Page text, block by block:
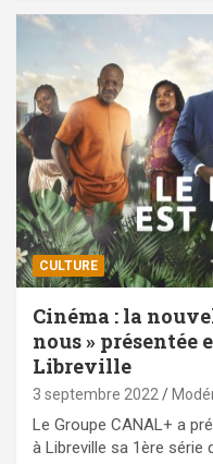
CULTURE
Cinéma : la
nous » présentée
Libreville
3 septembre 2022
Le Groupe CANAL+ a
à Libreville sa 1ère série